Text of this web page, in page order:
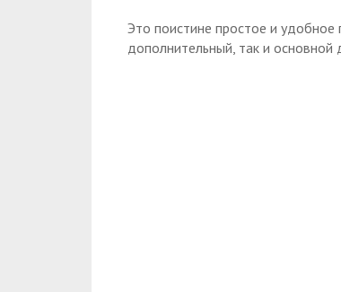
Это поистине простое и удобное
дополнительный, так и